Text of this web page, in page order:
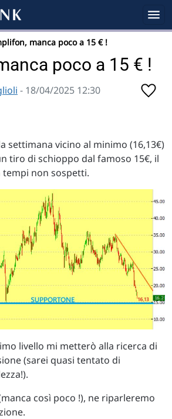
manca poco a 15 € !
poco a 15 € !
- 18/04/2025 12:30
settimana vicino al minimo (16,13€)
tiro di schioppo dal famoso 15€, il
non sospetti.
livello mi metterò alla ricerca di
(sarei quasi tentato di
così poco !), ne riparleremo